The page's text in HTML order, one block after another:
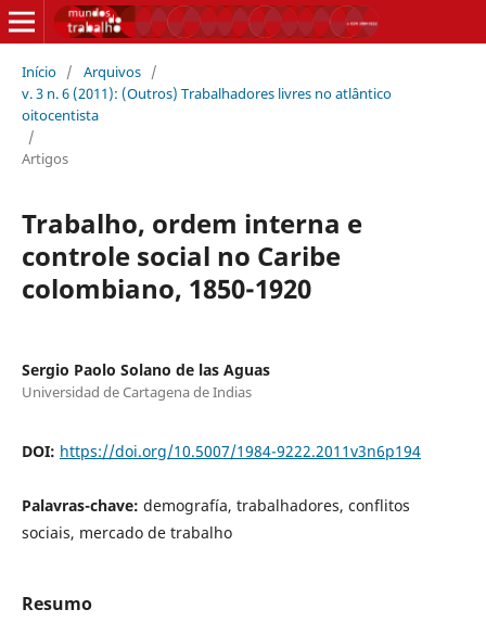
Início / Arquivos /
v. 3 n. 6 (2011): (Outros) Trabalhadores livres no atlântico
oitocentista
/
Artigos
Trabalho, ordem interna e
controle social no Caribe
colombiano, 1850-1920
Sergio Paolo Solano de las Aguas
Universidad de Cartagena de Indias
DOI: https://doi.org/10.5007/1984-9222.2011v3n6p194
Palavras-chave: demografía, trabalhadores, conflitos
sociais, mercado de trabalho
Resumo